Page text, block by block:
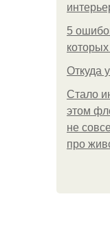
5
Откуда
Стало
этом
не
про